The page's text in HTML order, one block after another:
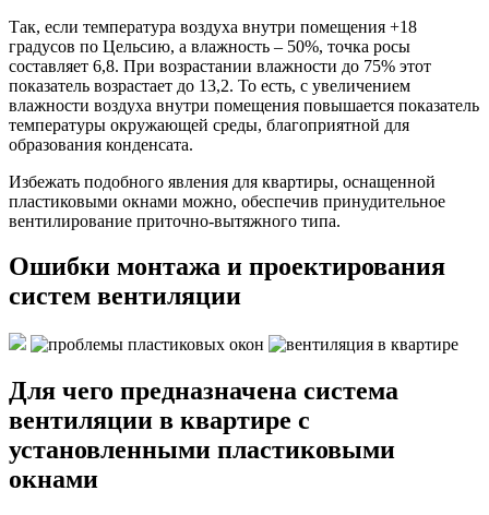
Так, если температура воздуха внутри помещения +18
градусов по Цельсию, а влажность – 50%, точка росы
составляет 6,8. При возрастании влажности до 75% этот
показатель возрастает до 13,2. То есть, с увеличением
влажности воздуха внутри помещения повышается показатель
температуры окружающей среды, благоприятной для
образования конденсата.
Избежать подобного явления для квартиры, оснащенной
пластиковыми окнами можно, обеспечив принудительное
вентилирование приточно-вытяжного типа.
Ошибки монтажа и проектирования
систем вентиляции
Для чего предназначена система
вентиляции в квартире с
установленными пластиковыми
окнами